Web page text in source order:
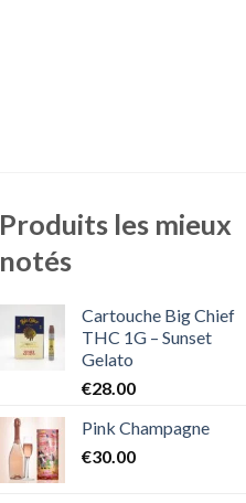
Produits les mieux
notés
Cartouche Big Chief
THC 1G – Sunset
Gelato
€28.00
Pink Champagne
€30.00